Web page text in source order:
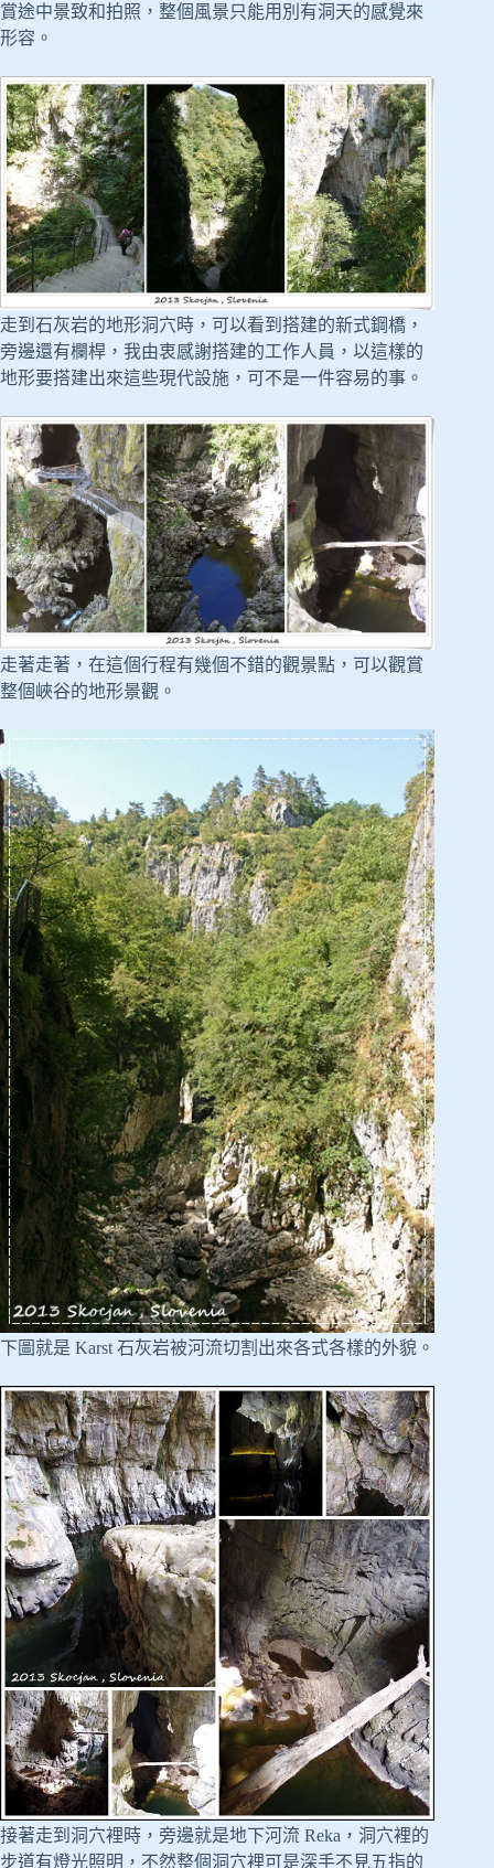
賞途中景致和拍照，整個風景只能用別有洞天的感覺來
形容。
走到石灰岩的地形洞穴時，可以看到搭建的新式鋼橋，
旁邊還有欄桿，我由衷感謝搭建的工作人員，以這樣的
地形要搭建出來這些現代設施，可不是一件容易的事。
走著走著，在這個行程有幾個不錯的觀景點，可以觀賞
整個峽谷的地形景觀。
下圖就是 Karst 石灰岩被河流切割出來各式各樣的外貌。
接著走到洞穴裡時，旁邊就是地下河流 Reka，洞穴裡的
步道有燈光照明，不然整個洞穴裡可是深手不見五指的